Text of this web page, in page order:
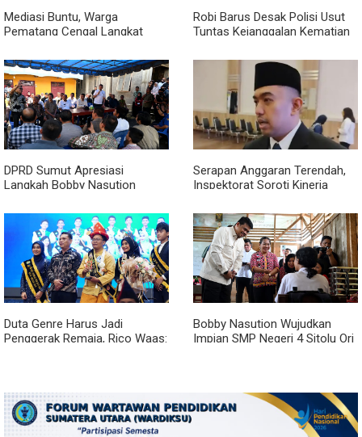
Mediasi Buntu, Warga
Pematang Cengal Langkat
Robi Barus Desak Polisi Usut
Tuntas Kejanggalan Kematian
Minta Otopsi Ulang
DPRD Sumut Apresiasi
Langkah Bobby Nasution
Dinilai Percepat Pembangunan
Serapan Anggaran Terendah,
Inspektorat Soroti Kinerja
Duta Genre Harus Jadi
Penggerak Remaja, Rico Waas:
Bobby Nasution Wujudkan
Impian SMP Negeri 4 Sitolu Ori